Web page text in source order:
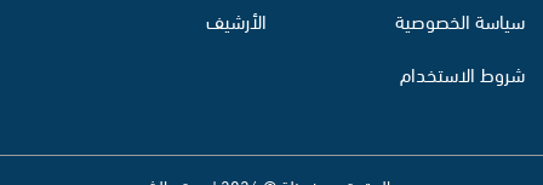
سياسة الخصوصية
شروط الاستخدام
الأرشيف